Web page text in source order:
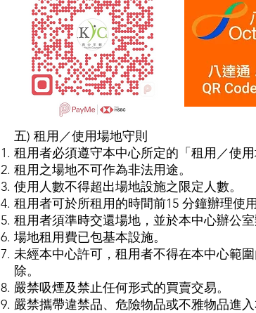
五) 租用／使用場地守則
租用者必須遵守本中心所定的「租用／使
租用之場地不可作為非法用途。
使用人數不得超出場地設施之限定人數。
租用者可於所租用的時間前15 分鐘辦理使
租用者須準時交還場地，並於本中心辦公室
場地租用費已包基本設施。
未經本中心許可，租用者不得在本中心範
除。
嚴禁吸煙及禁止任何形式的買賣交易。
嚴禁攜帶違禁品、危險物品或不雅物品進入